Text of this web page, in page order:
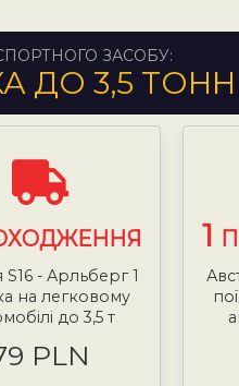
ЗАСОБУ:
ДО 3,5 ТОНН
S16 - Арльберг 1
на легковому
до 3,5 т
PLN
1